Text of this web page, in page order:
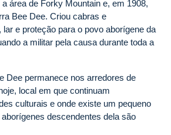
área de Forky Mountain e, em 1908,
Bee Dee. Criou cabras e
lar e proteção para o povo aborígene da
a militar pela causa durante toda a
Dee permanece nos arredores de
local em que continuam
culturais e onde existe um pequeno
descendentes dela são